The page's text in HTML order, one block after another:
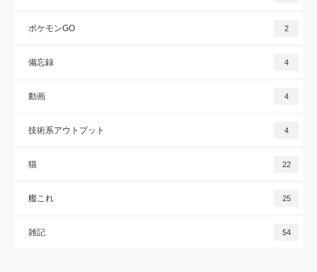
ポケモンGO 2
備忘録 4
動画 4
技術系アウトプット 4
猫 22
艦これ 25
雑記 54